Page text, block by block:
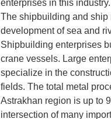
enterprises in this industry.
The shipbuilding and ship
development of sea and
Shipbuilding enterprises
crane vessels. Large
specialize in the
fields. The total metal
Astrakhan region is up to
intersection of many